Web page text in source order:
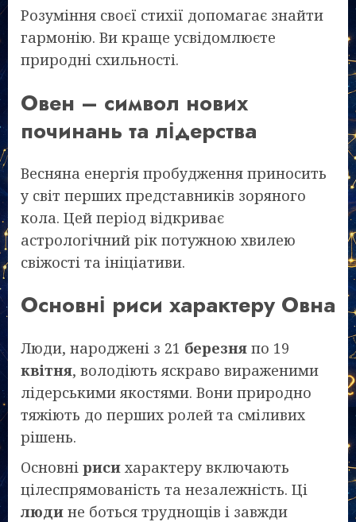
Розуміння своєї стихії допомагає знайти
гармонію. Ви краще усвідомлюєте
природні схильності.
Овен – символ нових
починань та лідерства
Весняна енергія пробудження приносить
у світ перших представників зоряного
кола. Цей період відкриває
астрологічний рік потужною хвилею
свіжості та ініціативи.
Основні риси характеру Овна
Люди, народжені з 21 березня по 19
квітня, володіють яскраво вираженими
лідерськими якостями. Вони природно
тяжіють до перших ролей та сміливих
рішень.
Основні риси характеру включають
цілеспрямованість та незалежність. Ці
люди не боться труднощів і завжди